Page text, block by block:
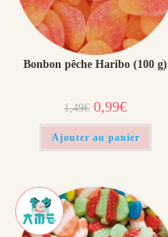
Bonbon pêche Haribo (100 g)
1,49€ Le
prix
initial
était :
0,99€Le
prix
actuel
est :
Ajouter au panier